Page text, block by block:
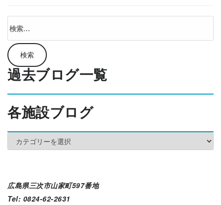
検
索:
過去ブログ一覧
各施設ブログ
各
グ
広島県三次市山家町597番地
Tel: 0824-62-2631